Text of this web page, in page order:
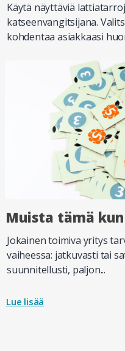
Käytä näyttäviä
katseenvangitsijana.
kohdentaa asiakkaasi
Muista tämä
Jokainen toimiva yritys
vaiheessa: jatkuvasti tai
suunnitellusti, paljon...
Lue lisää